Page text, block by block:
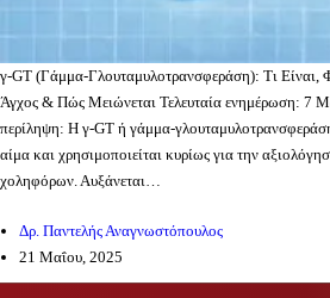
γ-GT (Γάμμα-Γλουταμυλοτρανσφεράση): Τι Είναι,
Άγχος & Πώς Μειώνεται Τελευταία ενημέρωση: 7
περίληψη: Η γ-GT ή γάμμα-γλουταμυλοτρανσφεράση
αίμα και χρησιμοποιείται κυρίως για την
χοληφόρων. Αυξάνεται…
Δρ. Παντελής Αναγνωστόπουλος
21 Μαΐου, 2025